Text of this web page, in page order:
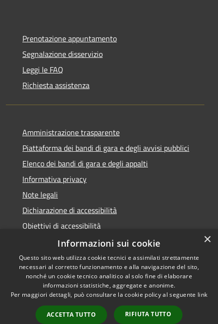
Prenotazione appuntamento
Segnalazione disservizio
Leggi le FAQ
Richiesta assistenza
Amministrazione trasparente
Piattaforma dei bandi di gara e degli avvisi pubblici
Elenco dei bandi di gara e degli appalti
Informativa privacy
Note legali
Dichiarazione di accessibilità
Obiettivi di accessibilità
Accessibilità
Privacy
Mappa del sito
×
Informazioni sui cookie
Questo sito web utilizza cookie tecnici e assimilati strettamente
necessari al corretto funzionamento e alla navigazione del sito,
nonché un cookie tecnico analitico al solo fine di elaborare
informazioni statistiche, aggregate e anonime.
Per maggiori dettagli, può consultare la cookie policy al seguente link
ACCETTA TUTTO RIFIUTA TUTTO